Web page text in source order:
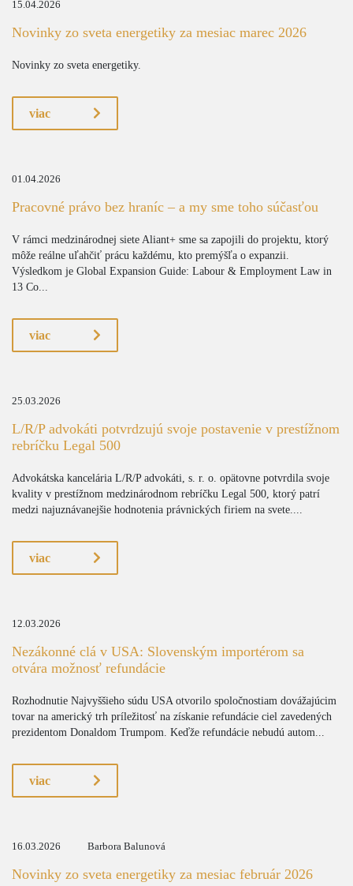
15.04.2026
Novinky zo sveta energetiky za mesiac marec 2026
Novinky zo sveta energetiky.
viac
01.04.2026
Pracovné právo bez hraníc – a my sme toho súčasťou
V rámci medzinárodnej siete Aliant+ sme sa zapojili do projektu, ktorý
môže reálne uľahčiť prácu každému, kto premýšľa o expanzii.
Výsledkom je Global Expansion Guide: Labour & Employment Law in
13 Co...
viac
25.03.2026
L/R/P advokáti potvrdzujú svoje postavenie v prestížnom
rebríčku Legal 500
Advokátska kancelária L/R/P advokáti, s. r. o. opätovne potvrdila svoje
kvality v prestížnom medzinárodnom rebríčku Legal 500, ktorý patrí
medzi najuznávanejšie hodnotenia právnických firiem na svete....
viac
12.03.2026
Nezákonné clá v USA: Slovenským importérom sa
otvára možnosť refundácie
Rozhodnutie Najvyššieho súdu USA otvorilo spoločnostiam dovážajúcim
tovar na americký trh príležitosť na získanie refundácie ciel zavedených
prezidentom Donaldom Trumpom. Keďže refundácie nebudú autom...
viac
16.03.2026 Barbora Balunová
Novinky zo sveta energetiky za mesiac február 2026